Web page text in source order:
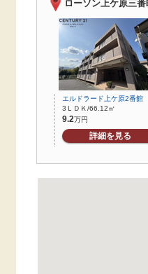
ローソン上ケ原三
エルドラード上ケ原2番館
3ＬＤＫ/66.12㎡
9.2万円
詳細を見る